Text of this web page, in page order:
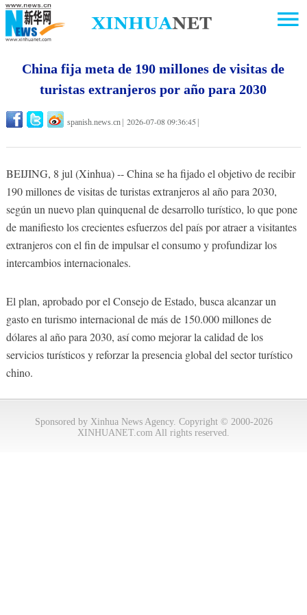
China fija meta de 190 millones de visitas de
turistas extranjeros por año para 2030
spanish.news.cn 2026-07-08 09:36:45
BEIJING, 8 jul (Xinhua) -- China se ha fijado el objetivo de recibir
190 millones de visitas de turistas extranjeros al año para 2030,
según un nuevo plan quinquenal de desarrollo turístico, lo que pone
de manifiesto los crecientes esfuerzos del país por atraer a visitantes
extranjeros con el fin de impulsar el consumo y profundizar los
intercambios internacionales.
El plan, aprobado por el Consejo de Estado, busca alcanzar un
gasto en turismo internacional de más de 150.000 millones de
dólares al año para 2030, así como mejorar la calidad de los
servicios turísticos y reforzar la presencia global del sector turístico
chino.
Sponsored by Xinhua News Agency. Copyright © 2000-2026
XINHUANET.com All rights reserved.